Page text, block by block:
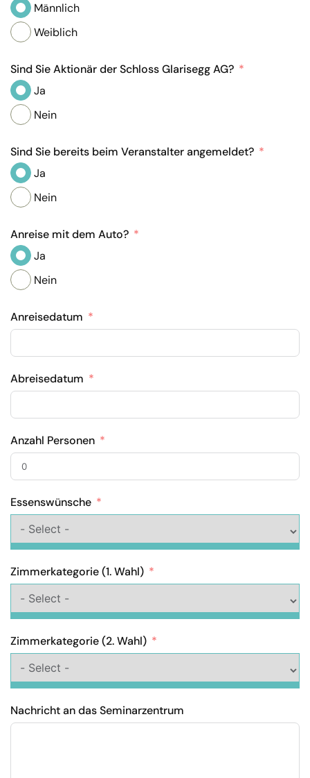
Männlich
Weiblich
Sind Sie Aktionär der Schloss Glarisegg AG?
Ja
Nein
Sind Sie bereits beim Veranstalter angemeldet?
Ja
Nein
Anreise mit dem Auto?
Ja
Nein
Anreisedatum
Abreisedatum
Anzahl Personen
Essenswünsche
Zimmerkategorie (1. Wahl)
Zimmerkategorie (2. Wahl)
Nachricht an das Seminarzentrum